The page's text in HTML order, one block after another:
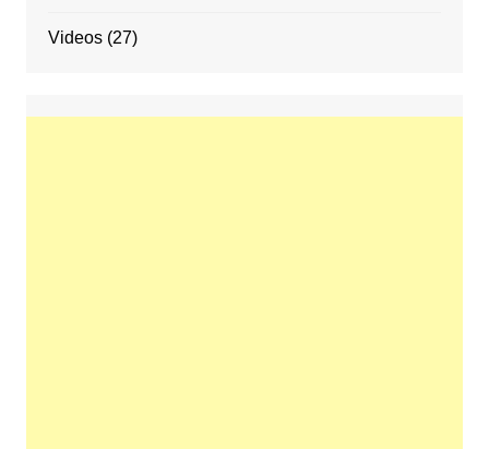
Videos(27)